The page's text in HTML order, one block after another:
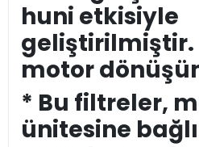
huni etkisiyle
geliştirilmiştir.
motor
* Bu filtreler,
ünitesine